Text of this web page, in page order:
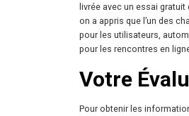
livrée avec un essai
on a appris que l’un des
pour les utilisateurs,
pour les rencontres en
Votre
Pour obtenir les